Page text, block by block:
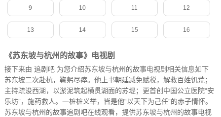
9 10 11 12
13 14 15 16
《苏东坡与杭州的故事》电视剧
接下来由 追剧吧为您介绍苏东坡与杭州的故事电视剧相关信息如下
苏东坡二次赴杭，鞠躬尽瘁。他上书朝廷减免赋税，解救百姓饥荒；
主持疏浚西湖，以淤泥筑起横贯湖面的苏堤；更首创中国公立医院“安
乐坊”，施药救人。一桩桩义举，皆是他“以天下为己任”的赤子情怀。
苏东坡与杭州的故事追剧吧在线观看，提供苏东坡与杭州的故事电视